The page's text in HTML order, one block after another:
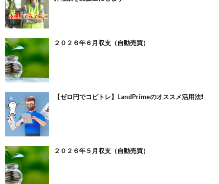
２０２６年６月収支（自動売買）
【ゼロ円でコピトレ】LandPrimeのオススメ活用法❗️
２０２６年５月収支（自動売買）